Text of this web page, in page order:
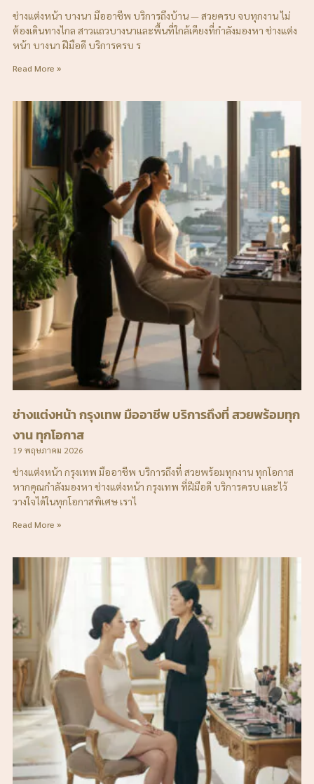
ช่างแต่งหน้า บางนา มืออาชีพ บริการถึงบ้าน — สวยครบ จบทุกงาน ไม่
ต้องเดินทางไกล สาวแถวบางนาและพื้นที่ใกล้เคียงที่กำลังมองหา ช่างแต่ง
หน้า บางนา ฝีมือดี บริการครบ ร
Read More »
ช่างแต่งหน้า กรุงเทพ มืออาชีพ บริการถึงที่ สวยพร้อมทุก
งาน ทุกโอกาส
19 พฤษภาคม 2026
ช่างแต่งหน้า กรุงเทพ มืออาชีพ บริการถึงที่ สวยพร้อมทุกงาน ทุกโอกาส
หากคุณกำลังมองหา ช่างแต่งหน้า กรุงเทพ ที่ฝีมือดี บริการครบ และไว้
วางใจได้ในทุกโอกาสพิเศษ เราไ
Read More »